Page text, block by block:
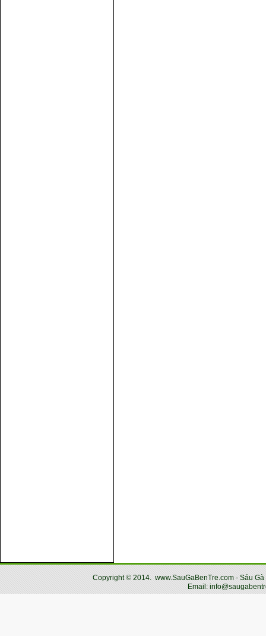
Copyright© 2014. www.SauGaBenTre.com - Sáu
Email: